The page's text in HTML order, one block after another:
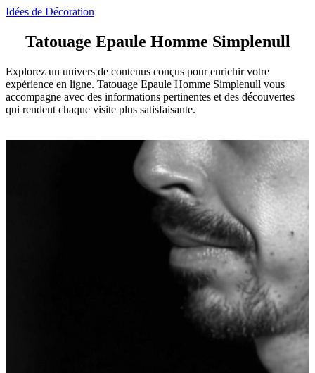
Idées de Décoration
Tatouage Epaule Homme Simplenull
Explorez un univers de contenus conçus pour enrichir votre
expérience en ligne. Tatouage Epaule Homme Simplenull vous
accompagne avec des informations pertinentes et des découvertes
qui rendent chaque visite plus satisfaisante.